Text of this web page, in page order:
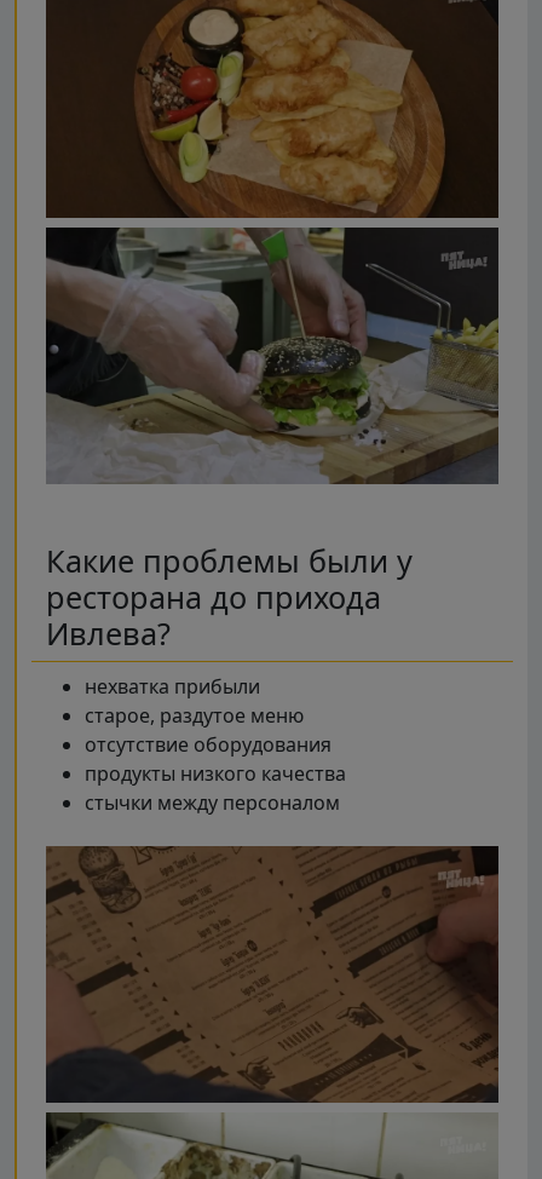
Какие проблемы были у
ресторана до прихода
Ивлева?
нехватка прибыли
старое, раздутое меню
отсутствие оборудования
продукты низкого качества
стычки между персоналом